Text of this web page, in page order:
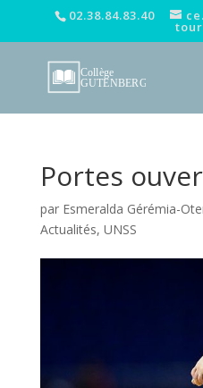
02.38.84.83.40
Portes
par Esmeralda Gérémia-
Actualités, UNSS